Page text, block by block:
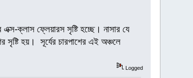
ক্লাস ফ্লেয়ারস সৃষ্টি হচ্ছে। নাসার যে
সৃষ্টি হয়। সূর্যের চারপাশের এই অঞ্চলে
Logged